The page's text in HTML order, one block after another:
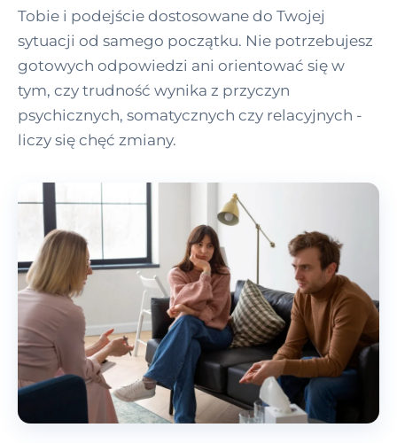
Tobie i podejście dostosowane do Twojej
sytuacji od samego początku. Nie potrzebujesz
gotowych odpowiedzi ani orientować się w
tym, czy trudność wynika z przyczyn
psychicznych, somatycznych czy relacyjnych -
liczy się chęć zmiany.